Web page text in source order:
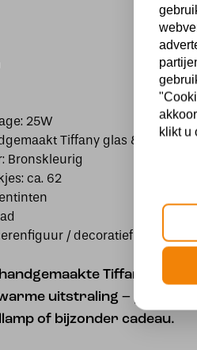
25W
Tiffany glas & metaal
Bronskleurig
ca. 62
/ decoratief
Tiffany
uitstraling – perfect
of bijzonder cadeau.
klikt u